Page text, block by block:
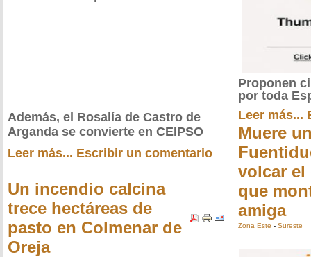
Además, el Rosalía de Castro de
Arganda se convierte en CEIPSO
Leer más... Escribir un comentario
Un incendio calcina
trece hectáreas de
pasto en Colmenar de
Oreja
Proponen
por toda
Leer más...
Muere
volcar el
que
amiga
Zona Este - Sureste